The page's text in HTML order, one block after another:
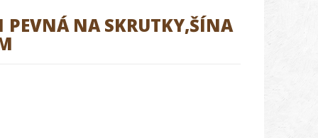
PEVNÁ NA SKRUTKY,ŠÍNA